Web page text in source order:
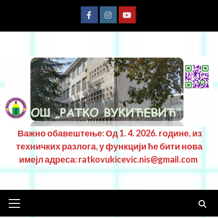
Важно обавештење: Од 1. 4. 2026. године, из
техничких разлога, у функцији ће бити нова
имејл адреса: ratkovukicevic.nis@gmail.com